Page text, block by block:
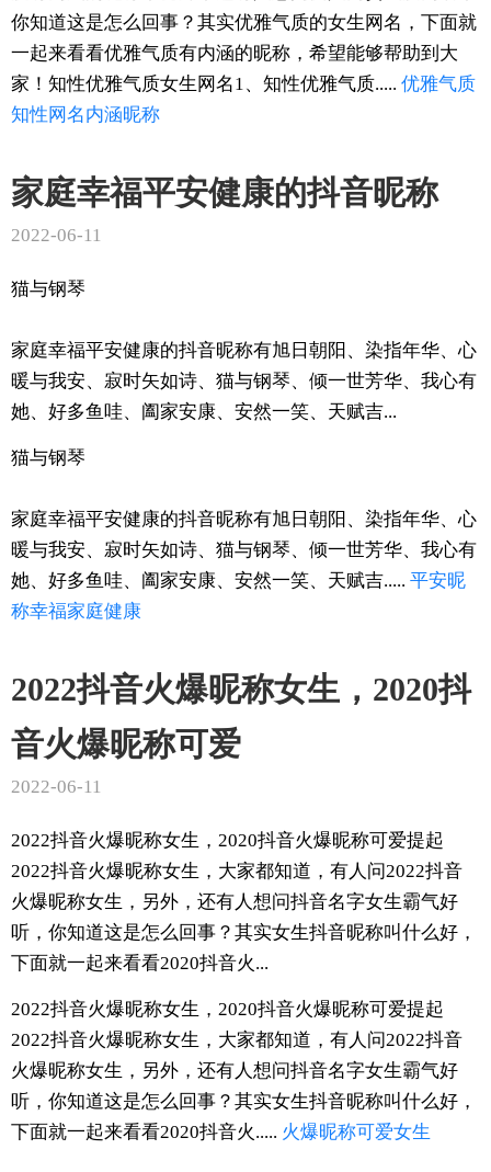
你知道这是怎么回事？其实优雅气质的女生网名，下面就
一起来看看优雅气质有内涵的昵称，希望能够帮助到大
家！知性优雅气质女生网名1、知性优雅气质..... 优雅气质
知性网名内涵昵称
家庭幸福平安健康的抖音昵称
2022-06-11
猫与钢琴
家庭幸福平安健康的抖音昵称有旭日朝阳、染指年华、心
暖与我安、寂时矢如诗、猫与钢琴、倾一世芳华、我心有
她、好多鱼哇、阖家安康、安然一笑、天赋吉...
猫与钢琴
家庭幸福平安健康的抖音昵称有旭日朝阳、染指年华、心
暖与我安、寂时矢如诗、猫与钢琴、倾一世芳华、我心有
她、好多鱼哇、阖家安康、安然一笑、天赋吉..... 平安昵
称幸福家庭健康
2022抖音火爆昵称女生，2020抖
音火爆昵称可爱
2022-06-11
2022抖音火爆昵称女生，2020抖音火爆昵称可爱提起
2022抖音火爆昵称女生，大家都知道，有人问2022抖音
火爆昵称女生，另外，还有人想问抖音名字女生霸气好
听，你知道这是怎么回事？其实女生抖音昵称叫什么好，
下面就一起来看看2020抖音火...
2022抖音火爆昵称女生，2020抖音火爆昵称可爱提起
2022抖音火爆昵称女生，大家都知道，有人问2022抖音
火爆昵称女生，另外，还有人想问抖音名字女生霸气好
听，你知道这是怎么回事？其实女生抖音昵称叫什么好，
下面就一起来看看2020抖音火..... 火爆昵称可爱女生